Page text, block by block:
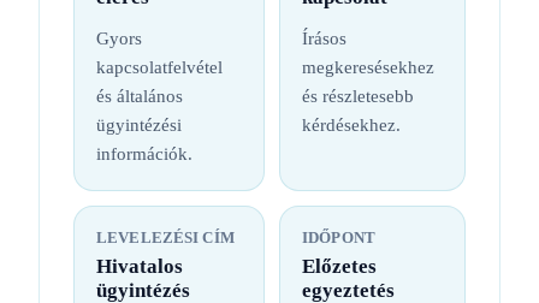
Gyors
kapcsolatfelvétel
és általános
ügyintézési
információk.
Írásos
megkeresésekhez
és részletesebb
kérdésekhez.
LEVELEZÉSI CÍM
Hivatalos
ügyintézés
IDŐPONT
Előzetes
egyeztetés